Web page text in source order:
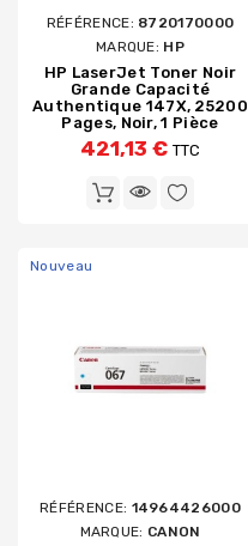
RÉFÉRENCE: 8720170000
MARQUE: HP
HP LaserJet Toner Noir
Grande Capacité
Authentique 147X, 25200
Pages, Noir, 1 Pièce
421,13 € TTC
Nouveau
RÉFÉRENCE: 14964426000
MARQUE: CANON